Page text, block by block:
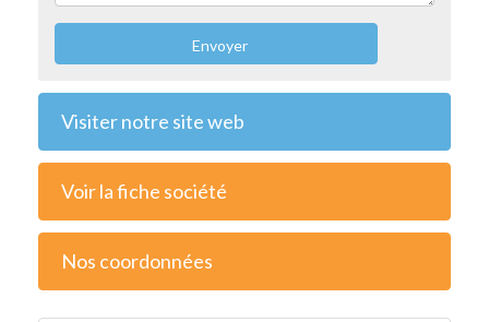
Envoyer
Visiter notre site web
Voir la fiche société
Nos coordonnées